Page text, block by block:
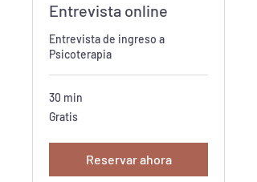
Entrevista online
Entrevista de ingreso a
Psicoterapia
30 min
Gratis
Gratis
Reservar ahora